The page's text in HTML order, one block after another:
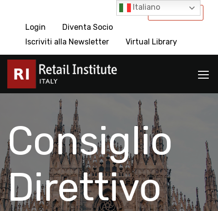
International
Login
Diventa Socio
Iscriviti alla Newsletter
Virtual Library
Consiglio
Direttivo
Italiano